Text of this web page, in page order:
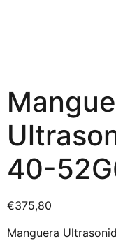
40-
€375,80
Manguera